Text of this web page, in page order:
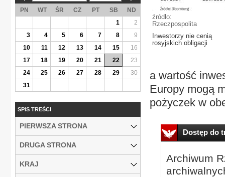
źródło:
Rzeczpospolita
Inwestorzy nie cenią
rosyjskich obligacji
a wartość
Europy mogą
pożyczek w
Dostęp do
Archiwum
PN WT ŚR CZ PT SB
ND
1
2
3
4 5 6 7 8
9
10
11 12 13 14 15
16
17
18 19 20 21 22
23
24
25 26 27 28 29
30
31
SPIS TREŚCI
PIERWSZA STRONA
DRUGA STRONA
KRAJ